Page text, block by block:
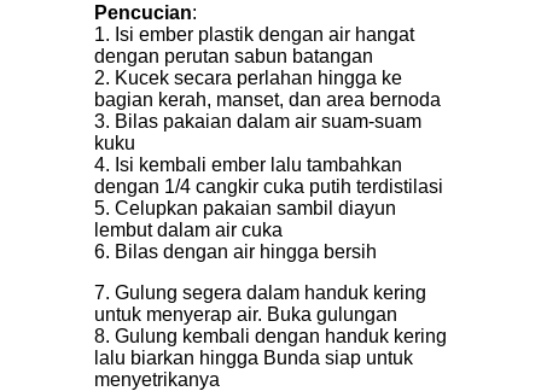
Pencucian:
1. Isi ember plastik dengan air hangat
dengan perutan sabun batangan
2. Kucek secara perlahan hingga ke
bagian kerah, manset, dan area bernoda
3. Bilas pakaian dalam air suam-suam
kuku
4. Isi kembali ember lalu tambahkan
dengan 1/4 cangkir cuka putih terdistilasi
5. Celupkan pakaian sambil diayun
lembut dalam air cuka
6. Bilas dengan air hingga bersih
7. Gulung segera dalam handuk kering
untuk menyerap air. Buka gulungan
8. Gulung kembali dengan handuk kering
lalu biarkan hingga Bunda siap untuk
menyetrikanya